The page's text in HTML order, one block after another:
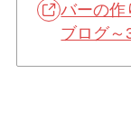
バーの作
ブログ